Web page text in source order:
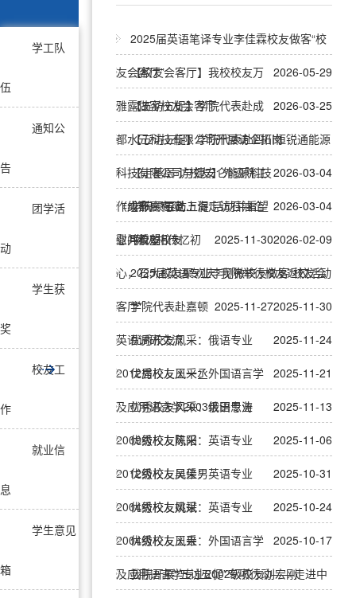
学工队
伍
通知公
告
团学活
动
学生获
奖
校友工
作
就业信
息
学生意见
箱
2025届英语笔译专业李佳霖校友做客“校
友会客厅” 2026-05-29
【校友会客厅】我校校友万
雅露做客校友会客厅 2026-03-25
【五访五促】学院代表赴成
都水元科技有限公司开展访企拓岗
2026-03-04
【五访五促】学院代表赴四川恒锐通能源
科技有限公司与捷安仑能源科技
（成都）有限... 2026-03-04
【走基层·访校友】外语院工
作组开展“五访五促”活动并看望
慰问校友 2026-02-09
学院领导赴上海走访石油企
业并看望校友 2025-11-30
“薪火相传忆初
心，石大校友聚欢庆”我院举行校友返校活动
2025-11-30
2025届英语专业李见微校友做客“校友会
客厅” 2025-11-27
学院代表赴嘉顿
英语调研交流 2025-11-24
优秀校友风采：俄语专业
2012届校友王一丞 2025-11-21
优秀校友风采：外国语言学
及应用语言学2003级田思涛 2025-11-13
优秀校友风采：俄语专业
2009级校友陈阳 2025-11-06
优秀校友风采：英语专业
2012级校友吴佳男 2025-10-31
优秀校友风采：英语专业
2004级校友姚斌 2025-10-24
优秀校友风采：英语专业
2004级校友王垚 2025-10-17
优秀校友风采：外国语言学
及应用语言学专业2002级校友刘宏刚
我院开展“五访五促”专项行动——走进中